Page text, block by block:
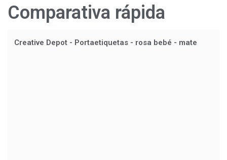
Comparativa rápida
Creative Depot - Portaetiquetas - rosa bebé - mate